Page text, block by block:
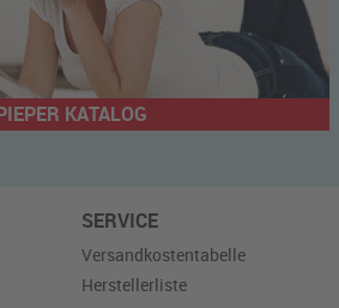
KATALOG
SERVICE
Versandkostentabelle
Herstellerliste